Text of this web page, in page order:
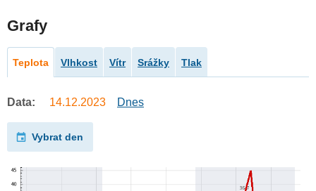
Grafy
Teplota Vlhkost Vítr Srážky Tlak
Data: 14.12.2023 Dnes
Vybrat den